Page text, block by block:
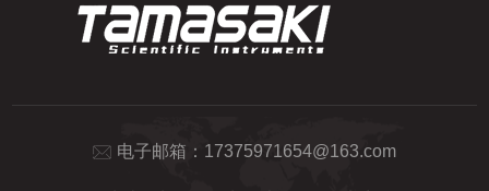
电子邮箱： 17375971654@163.com